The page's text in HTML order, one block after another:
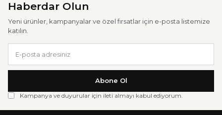
Haberdar Olun
Yeni ürünler, kampanyalar ve özel fırsatlar için e-posta listemize
katılın.
Abone Ol
Kampanya ve duyurular için ileti almayı kabul ediyorum.